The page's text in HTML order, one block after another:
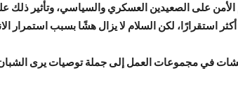
استقرارًا، لكن السلام لا يزال هشًا بسبب استمرار
في مجموعات العمل إلى جملة توصيات يرى الشبان